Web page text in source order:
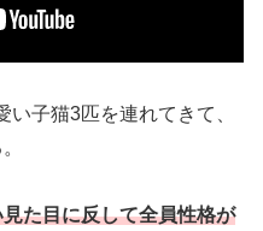
い子猫3匹を連れてきて、
た目に反して全員性格が